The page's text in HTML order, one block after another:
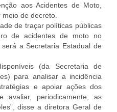
aos Acidentes de Moto,
de decreto.
de traçar políticas públicas
de acidentes de moto no
a Secretaria Estadual de
(da Secretaria de
para analisar a incidência
e apoiar ações dos
avaliar, periodicamente, as
disse a diretora Geral de